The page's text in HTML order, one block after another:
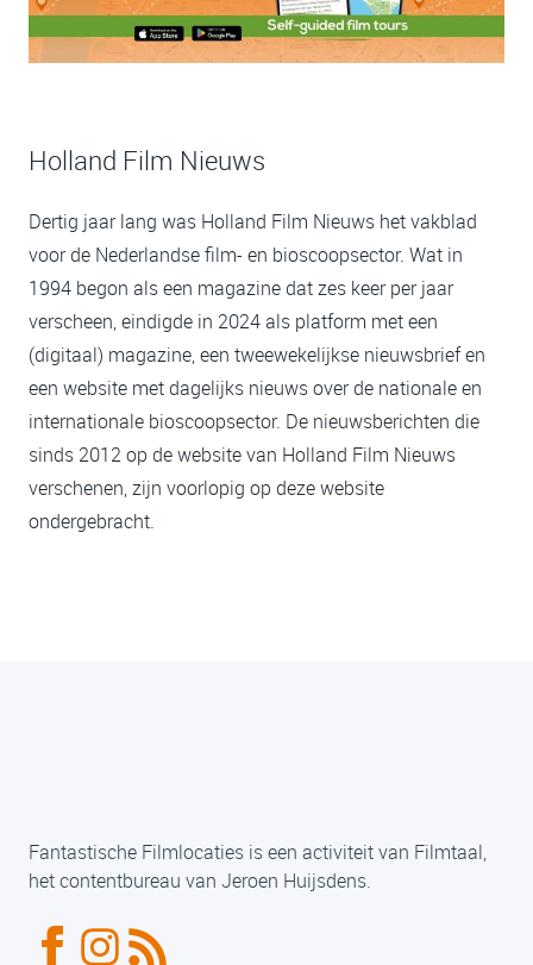
Holland Film Nieuws
Dertig jaar lang was Holland Film Nieuws het vakblad
voor de Nederlandse film- en bioscoopsector. Wat in
1994 begon als een magazine dat zes keer per jaar
verscheen, eindigde in 2024 als platform met een
(digitaal) magazine, een tweewekelijkse nieuwsbrief en
een website met dagelijks nieuws over de nationale en
internationale bioscoopsector. De nieuwsberichten die
sinds 2012 op de website van Holland Film Nieuws
verschenen, zijn voorlopig op deze website
ondergebracht.
Fantastische Filmlocaties is een activiteit van Filmtaal,
het contentbureau van Jeroen Huijsdens.